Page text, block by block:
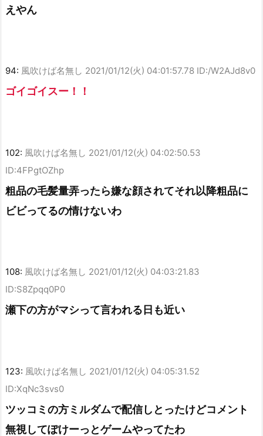
えやん
94: 風吹けば名無し 2021/01/12(火) 04:01:57.78 ID:/W2AJd8v0
ゴイゴイスー！！
102: 風吹けば名無し 2021/01/12(火) 04:02:50.53
ID:4FPgtOZhp
粗品の毛髪量弄ったら嫌な顔されてそれ以降粗品に
ビビってるの情けないわ
108: 風吹けば名無し 2021/01/12(火) 04:03:21.83
ID:S8Zpqq0P0
瀬下の方がマシって言われる日も近い
123: 風吹けば名無し 2021/01/12(火) 04:05:31.52
ID:XqNc3svs0
ツッコミの方ミルダムで配信しとったけどコメント
無視してぽけーっとゲームやってたわ